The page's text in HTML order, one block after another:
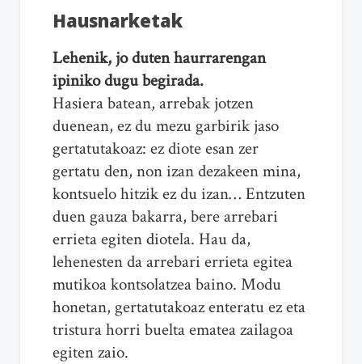
Hausnarketak
Lehenik, jo duten haurrarengan
ipiniko dugu begirada.
Hasiera batean, arrebak jotzen
duenean, ez du mezu garbirik jaso
gertatutakoaz: ez diote esan zer
gertatu den, non izan dezakeen mina,
kontsuelo hitzik ez du izan… Entzuten
duen gauza bakarra, bere arrebari
errieta egiten diotela. Hau da,
lehenesten da arrebari errieta egitea
mutikoa kontsolatzea baino. Modu
honetan, gertatutakoaz enteratu ez eta
tristura horri buelta ematea zailagoa
egiten zaio.